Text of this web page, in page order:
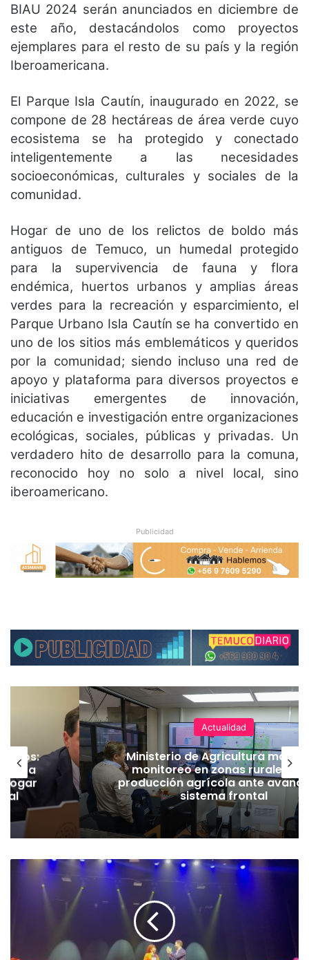
BIAU 2024 serán anunciados en diciembre de
este año, destacándolos como proyectos
ejemplares para el resto de su país y la región
Iberoamericana.
El Parque Isla Cautín, inaugurado en 2022, se
compone de 28 hectáreas de área verde cuyo
ecosistema se ha protegido y conectado
inteligentemente a las necesidades
socioeconómicas, culturales y sociales de la
comunidad.
Hogar de uno de los relictos de boldo más
antiguos de Temuco, un humedal protegido
para la supervivencia de fauna y flora
endémica, huertos urbanos y amplias áreas
verdes para la recreación y esparcimiento, el
Parque Urbano Isla Cautín se ha convertido en
uno de los sitios más emblemáticos y queridos
por la comunidad; siendo incluso una red de
apoyo y plataforma para diversos proyectos e
iniciativas emergentes de innovación,
educación e investigación entre organizaciones
ecológicas, sociales, públicas y privadas. Un
verdadero hito de desarrollo para la comuna,
reconocido hoy no solo a nivel local, sino
iberoamericano.
Publicidad
PC a
Actualidad
Ministerio de Agricultura
monitoreo en zonas rurales y
producción agrícola ante
sistema frontal